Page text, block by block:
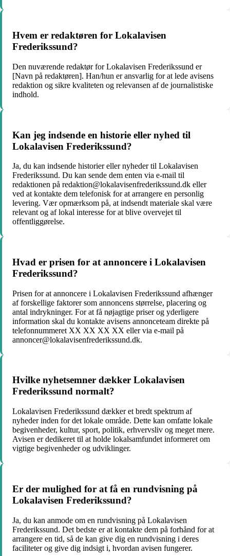
Hvem er redaktøren for Lokalavisen
Frederikssund?
Den nuværende redaktør for Lokalavisen Frederikssund er
[Navn på redaktøren]. Han/hun er ansvarlig for at lede avisens
redaktion og sikre kvaliteten og relevansen af de journalistiske
indhold.
Kan jeg indsende en historie eller nyhed til
Lokalavisen Frederikssund?
Ja, du kan indsende historier eller nyheder til Lokalavisen
Frederikssund. Du kan sende dem enten via e-mail til
redaktionen på redaktion@lokalavisenfrederikssund.dk eller
ved at kontakte dem telefonisk for at arrangere en personlig
levering. Vær opmærksom på, at indsendt materiale skal være
relevant og af lokal interesse for at blive overvejet til
offentliggørelse.
Hvad er prisen for at annoncere i Lokalavisen
Frederikssund?
Prisen for at annoncere i Lokalavisen Frederikssund afhænger
af forskellige faktorer som annoncens størrelse, placering og
antal indrykninger. For at få nøjagtige priser og yderligere
information skal du kontakte avisens annonceteam direkte på
telefonnummeret XX XX XX XX eller via e-mail på
annoncer@lokalavisenfrederikssund.dk.
Hvilke nyhetsemner dækker Lokalavisen
Frederikssund normalt?
Lokalavisen Frederikssund dækker et bredt spektrum af
nyheder inden for det lokale område. Dette kan omfatte lokale
begivenheder, kultur, sport, politik, erhvervsliv og meget mere.
Avisen er dedikeret til at holde lokalsamfundet informeret om
vigtige begivenheder og udviklinger.
Er der mulighed for at få en rundvisning på
Lokalavisen Frederikssund?
Ja, du kan anmode om en rundvisning på Lokalavisen
Frederikssund. Det bedste er at kontakte dem på forhånd for at
arrangere en tid, så de kan give dig en rundvisning i deres
faciliteter og give dig indsigt i, hvordan avisen fungerer.